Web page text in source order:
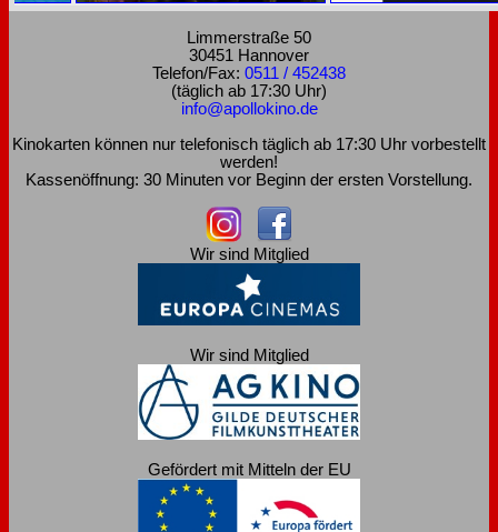
Limmerstraße 50
30451 Hannover
Telefon/Fax: 0511 / 452438
(täglich ab 17:30 Uhr)
info@apollokino.de
Kinokarten können nur telefonisch täglich ab 17:30 Uhr vorbestellt
werden!
Kassenöffnung: 30 Minuten vor Beginn der ersten Vorstellung.
Wir sind Mitglied
Wir sind Mitglied
Gefördert mit Mitteln der EU